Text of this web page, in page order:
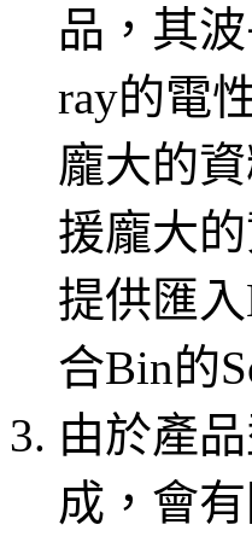
品，其
ray的電
龐大的
援龐大
提供匯
合Bin的
由於產
成，會